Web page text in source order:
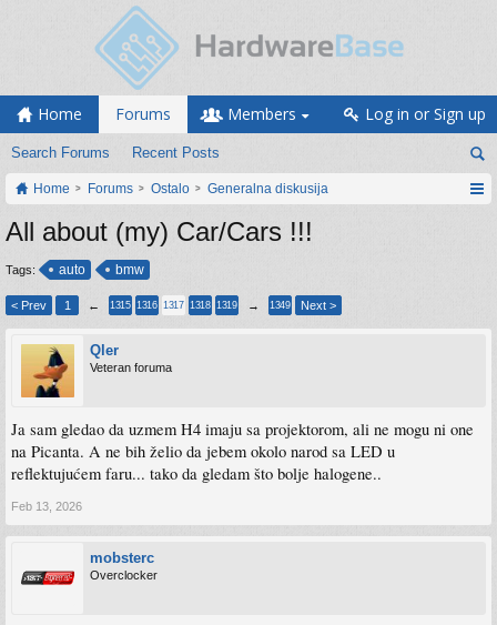
Home Forums
Search Forums Recent Posts
Members Log in or Sign up
Home Forums Ostalo Generalna diskusija
All about (my) Car/Cars !!!
Tags: auto bmw
< Prev 1 ← 1315 1316 1317 1318 1319 → 1349 Next >
Qler
Veteran foruma
Ja sam gledao da uzmem H4 imaju sa projektorom, ali ne mogu ni one
na Picanta. A ne bih želio da jebem okolo narod sa LED u
reflektujućem faru... tako da gledam što bolje halogene..
Feb 13, 2026
mobsterc
Overclocker